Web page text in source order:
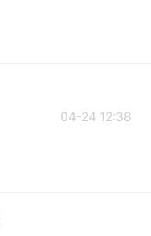
04-24 12:38